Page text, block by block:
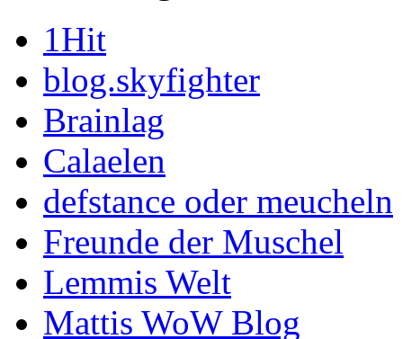
1Hit
blog.skyfighter
Brainlag
Calaelen
defstance oder meucheln
Freunde der Muschel
Lemmis Welt
Mattis WoW Blog